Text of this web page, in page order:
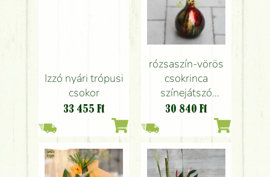
Izzó nyári trópusi
csokor
33 455 Ft
rózsaszín-vörös
csokrinca
színejátszó
vázában
30 840 Ft